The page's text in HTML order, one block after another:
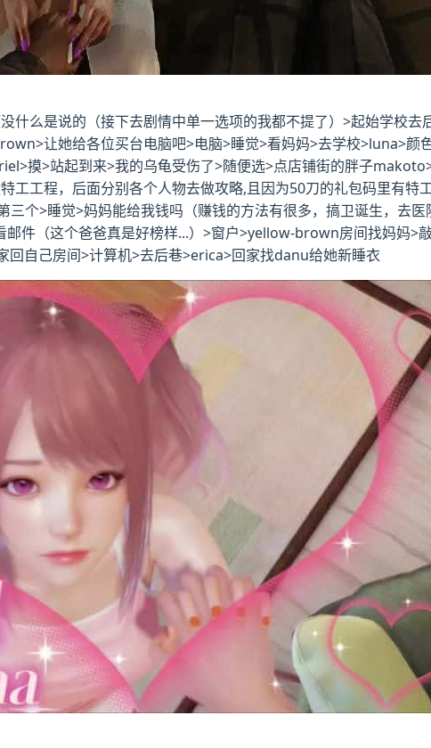
么是说的（接下去剧情中单一选项的我都不提了）>起始学校去
让她给各位买台电脑吧>电脑>睡觉>看妈妈>去学校>luna>颜
摸>站起到来>我的乌龟受伤了>随便选>点店铺街的胖子
工程，后面分别各个人物去做攻略,且因为50刀的礼包码里有特
个>睡觉>妈妈能给我钱吗（赚钱的方法有很多，搞卫诞生，去
件（这个爸爸真是好榜样...）>窗户>yellow-brown房间找妈妈>
自己房间>计算机>去后巷>erica>回家找danu给她新睡衣